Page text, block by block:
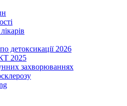
детоксикації 2026
2025
захворюваннях